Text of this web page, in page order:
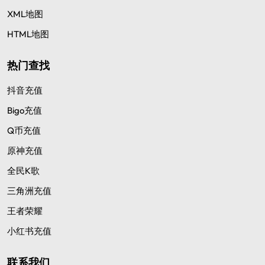
XML地图
HTML地图
热门查找
抖音充值
Bigo充值
Q币充值
原神充值
全民K歌
三角洲充值
王者荣耀
小红书充值